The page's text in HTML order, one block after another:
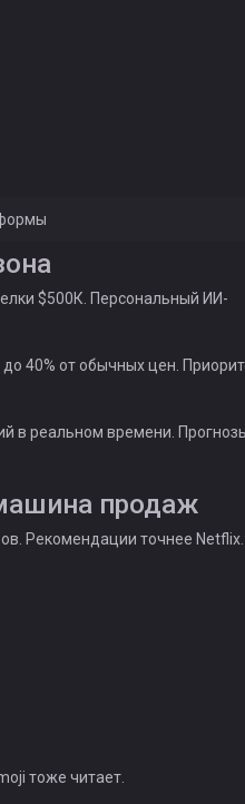
$500К. Персональный ИИ-
40% от обычных цен.
в реальном времени.
продаж
Рекомендации точнее Netflix.
тоже читает.